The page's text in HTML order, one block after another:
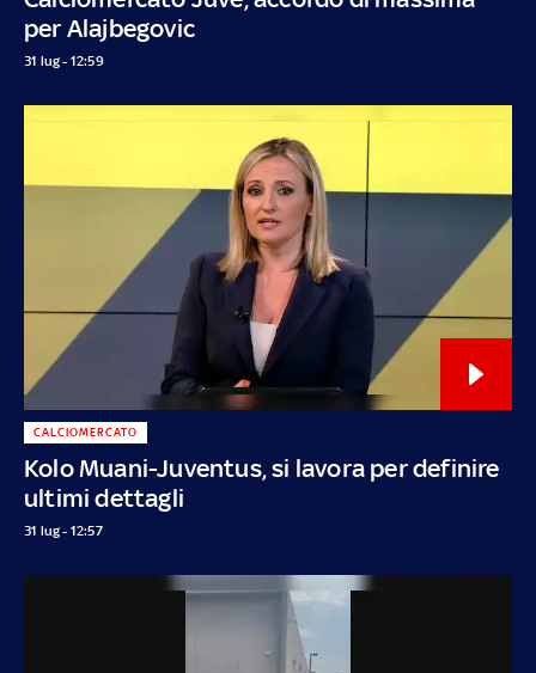
per Alajbegovic
31 lug - 12:59
Kolo Muani-Juventus, si lavora per definire
ultimi dettagli
CALCIOMERCATO
31 lug - 12:57